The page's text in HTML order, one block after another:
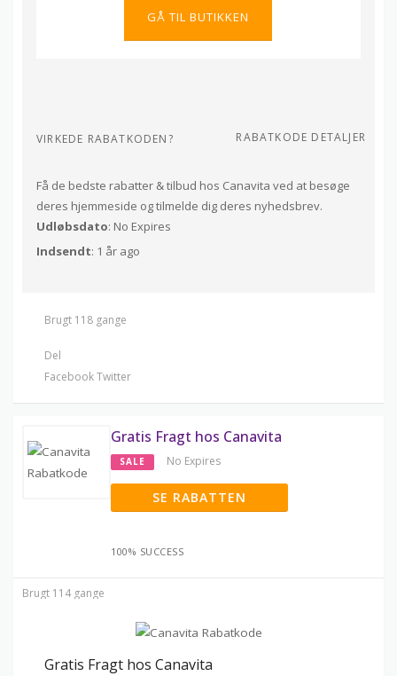
GÅ TIL BUTIKKEN
VIRKEDE RABATKODEN? RABATKODE DETALJER
Få de bedste rabatter & tilbud hos Canavita ved at besøge
deres hjemmeside og tilmelde dig deres nyhedsbrev.
Udløbsdato: No Expires
Indsendt: 1 år ago
Brugt 118 gange
Del
FacebookTwitter
Gratis Fragt hos Canavita
SALE No Expires
SE RABATTEN
100% SUCCESS
Brugt 114 gange
Gratis Fragt hos Canavita